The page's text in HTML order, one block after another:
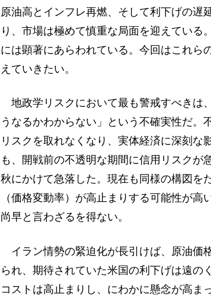
原油高とインフレ再燃、そして利下げの遅
り、市場は極めて慎重な局面を迎えている
には顕著にあらわれている。今回はこれら
えていきたい。
地政学リスクにおいて最も警戒すべきは
うなるかわからない」という不確実性だ。
リスクを取れなくなり、実体経済に深刻な
も、開戦前の不透明な期間に信用リスクが
秋にかけて急落した。現在も同様の構図を
（価格変動率）が高止まりする可能性が
尚早と言わざるを得ない。
イラン情勢の緊迫化が長引けば、原油価
られ、期待されていた米国の利下げは遠の
コストは高止まりし、にわかに懸念が高ま